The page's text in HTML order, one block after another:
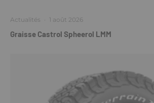
Actualités · 1 août 2026
Graisse Castrol Spheerol LMM